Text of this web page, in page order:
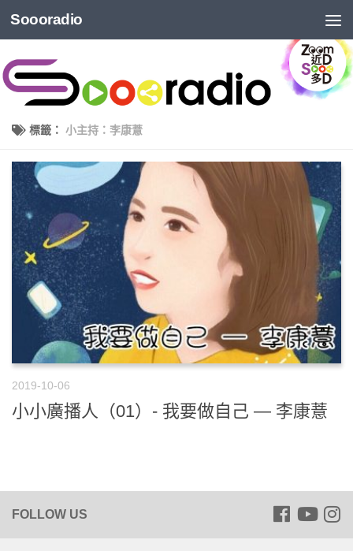
Soooradio
標籤： 小主持：李康薏
2019-10-06
小小廣播人（01）- 我要做自己 — 李康薏